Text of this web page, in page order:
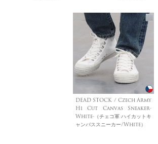
DEAD STOCK / Czech Army
Hi Cut Canvas Sneaker-
White-（チェコ軍 ハイカットキ
ャンバススニーカー/White）